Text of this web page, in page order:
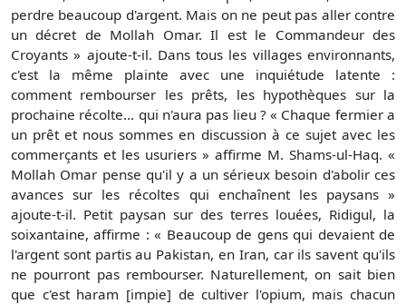
perdre beaucoup d'argent. Mais on ne peut pas aller contre
un décret de Mollah Omar. Il est le Commandeur des
Croyants » ajoute-t-il. Dans tous les villages environnants,
c'est la même plainte avec une inquiétude latente :
comment rembourser les prêts, les hypothèques sur la
prochaine récolte... qui n'aura pas lieu ? « Chaque fermier a
un prêt et nous sommes en discussion à ce sujet avec les
commerçants et les usuriers » affirme M. Shams-ul-Haq. «
Mollah Omar pense qu'il y a un sérieux besoin d'abolir ces
avances sur les récoltes qui enchaînent les paysans »
ajoute-t-il. Petit paysan sur des terres louées, Ridigul, la
soixantaine, affirme : « Beaucoup de gens qui devaient de
l'argent sont partis au Pakistan, en Iran, car ils savent qu'ils
ne pourront pas rembourser. Naturellement, on sait bien
que c'est haram [impie] de cultiver l'opium, mais chacun